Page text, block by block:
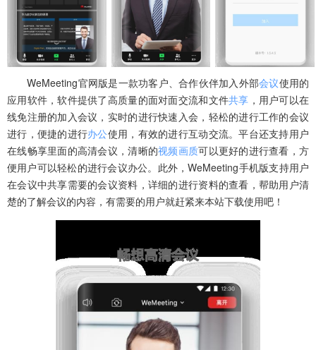
WeMeeting官网版是一款功客户、合作伙伴加入外部会议使用的
应用软件，软件提供了高质量的面对面交流和文件共享 ，用户可以在
线免注册的加入会议，实时的进行快速入会，轻松的进行工作的会议
进行，便捷的进行办公使用，有效的进行互动交流。平台还支持用户
在线畅享里面的高清会议，清晰的视频画质可以更好的进行查看，方
便用户可以轻松的进行会议办公。此外，WeMeeting手机版支持用户
在会议中共享需要的会议资料，详细的进行资料的查看，帮助用户清
楚的了解会议的内容，有需要的用户就赶紧来本站下载使用吧！